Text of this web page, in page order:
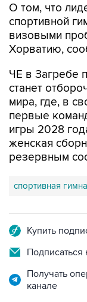
О том, что
спортивной
визовыми
Хорватию,
ЧЕ в Загребе
станет
мира, где, в
первые
игры 2028
женская
резервным
спортивная
Купить
Подписаться
Получать
канале